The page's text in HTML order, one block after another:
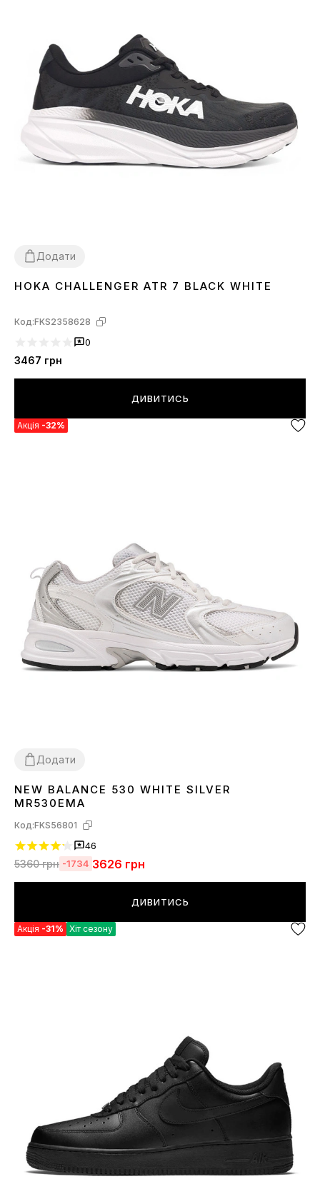
Додати
373839404142444546
HOKA CHALLENGER ATR 7 BLACK WHITE
Код:FKS2358628
0
3467 грн
ДИВИТИСЬ
Акція -32%
Додати
3637 3839404142 434445
NEW BALANCE 530 WHITE SILVER
MR530EMA
Код:FKS56801
46
5360грн -1734 3626 грн
ДИВИТИСЬ
Акція -31% Хіт сезону